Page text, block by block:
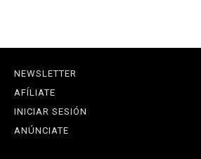
NEWSLETTER
AFÍLIATE
INICIAR SESIÓN
ANÚNCIATE